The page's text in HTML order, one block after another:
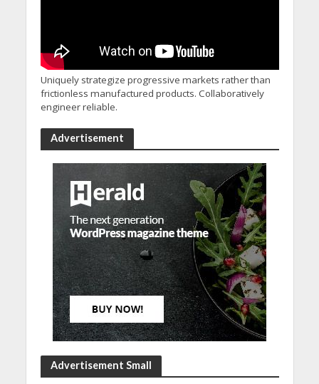
Uniquely strategize progressive markets rather than
frictionless manufactured products. Collaboratively
engineer reliable.
Advertisement
Advertisement Small